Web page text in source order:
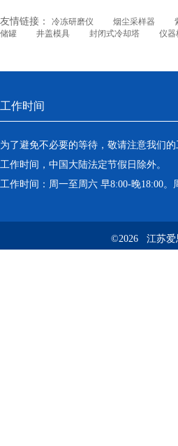
友情链接： 冷冻研磨仪 烟尘采样器
储罐
井盖模具 封闭式冷却塔 仪器
工作时间
为了避免不必要的等待，敬请注意我们
工作时间，中国大陆法定节假日除外。
工作时间：周一至周六 早8:00-晚18:00。
©2026 江苏爱